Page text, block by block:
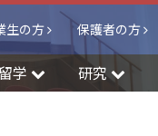
生の方 保護者の方
学 研究